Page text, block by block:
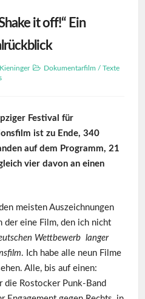
it off!“ Ein
Dokumentarfilm / Texte
Festival für
ist zu Ende, 340
auf dem Programm, 21
vier davon an einen
meisten Auszeichnungen
der eine Film, den ich nicht
Wettbewerb langer
. Ich habe alle neun Filme
Alle, bis auf einen:
die Rostocker Punk-Band